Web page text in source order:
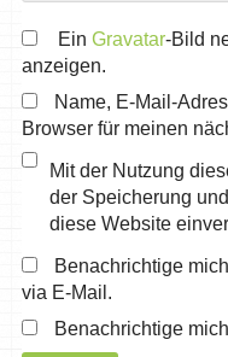
Ein Gravatar-Bild
anzeigen.
Name, E-Mail-
Browser für meinen
Mit der Nutzung
der Speicherung
diese Website
Benachrichtige
via E-Mail.
Benachrichtige